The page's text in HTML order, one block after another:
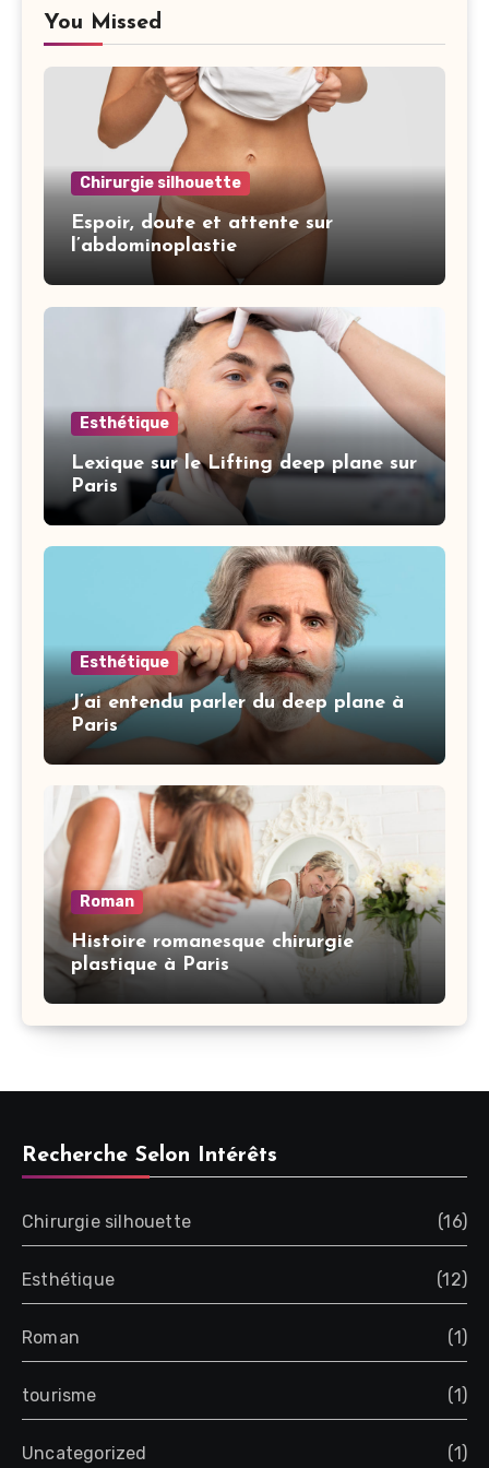
You Missed
Chirurgie silhouette
Espoir, doute et attente sur
l’abdominoplastie
Esthétique
Lexique sur le Lifting deep plane sur
Paris
Esthétique
J’ai entendu parler du deep plane à
Paris
Roman
Histoire romanesque chirurgie
plastique à Paris
Recherche Selon Intérêts
Chirurgie silhouette (16)
Esthétique (12)
Roman (1)
tourisme (1)
Uncategorized (1)